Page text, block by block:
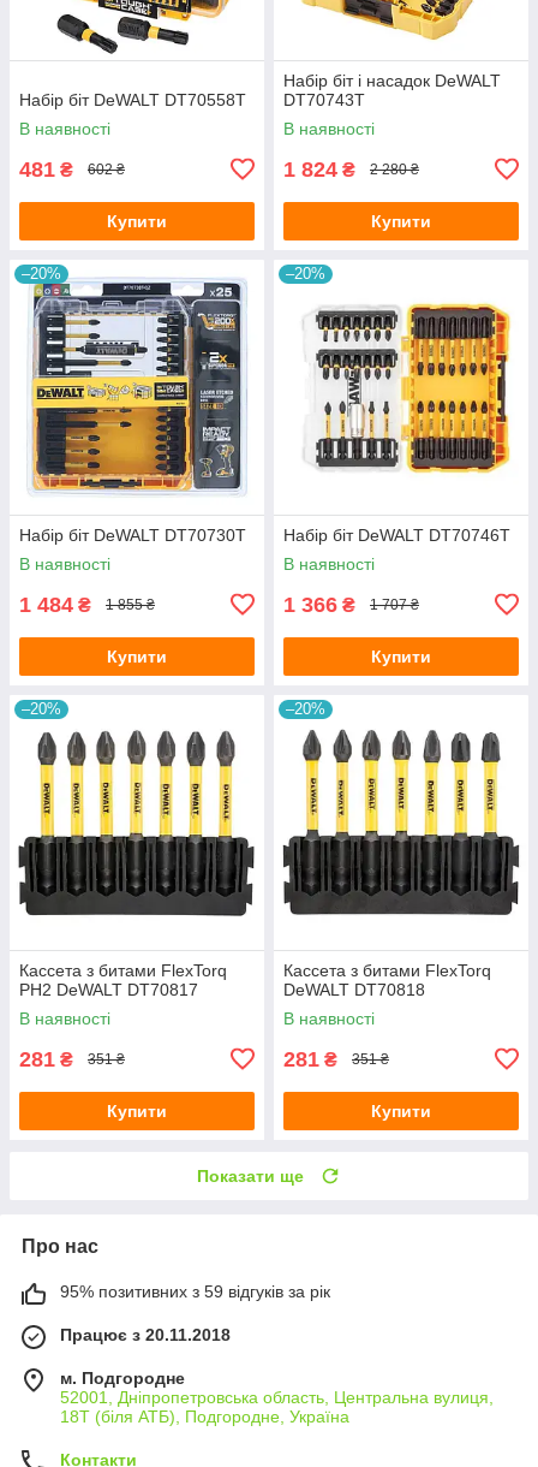
Набір біт DeWALT DT70558T
В наявності
481 ₴ 602 ₴
Купити
Набір біт і насадок DeWALT
DT70743T
В наявності
1 824 ₴ 2 280 ₴
Купити
–20%
Набір біт DeWALT DT70730T
В наявності
1 484 ₴ 1 855 ₴
Купити
–20%
Набір біт DeWALT DT70746T
В наявності
1 366 ₴ 1 707 ₴
Купити
–20%
Кассета з битами FlexTorq
PH2 DeWALT DT70817
В наявності
281 ₴ 351 ₴
Купити
–20%
Кассета з битами FlexTorq
DeWALT DT70818
В наявності
281 ₴ 351 ₴
Купити
Показати ще
Про нас
95% позитивних з 59 відгуків за рік
Працює з 20.11.2018
м. Подгородне
52001, Дніпропетровська область, Центральна вулиця,
18Т (біля АТБ), Подгородне, Україна
Контакти